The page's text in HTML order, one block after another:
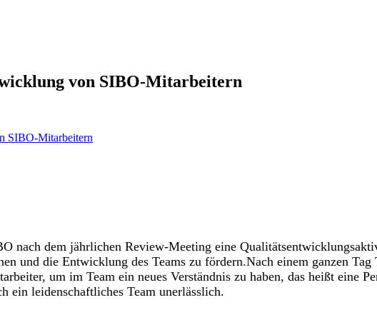
von SIBO-Mitarbeitern
SIBO-Mitarbeitern
nach dem jährlichen Review-Meeting eine
und die Entwicklung des Teams zu fördern.Nach einem ganzen
um im Team ein neues Verständnis zu haben, das heißt eine
ein leidenschaftliches Team unerlässlich.